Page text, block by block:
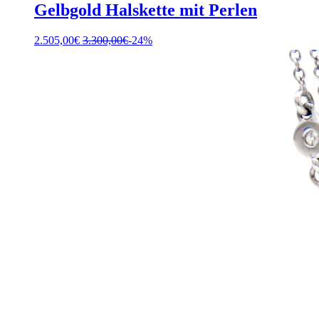
Gelbgold Halskette mit Perlen
2.505,00€ 3.300,00€-24%